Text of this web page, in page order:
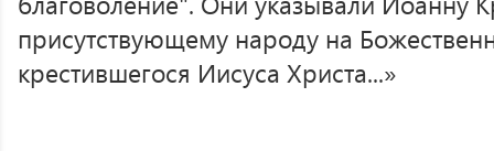
присутствующему народу на
крестившегося Иисуса Христа...»